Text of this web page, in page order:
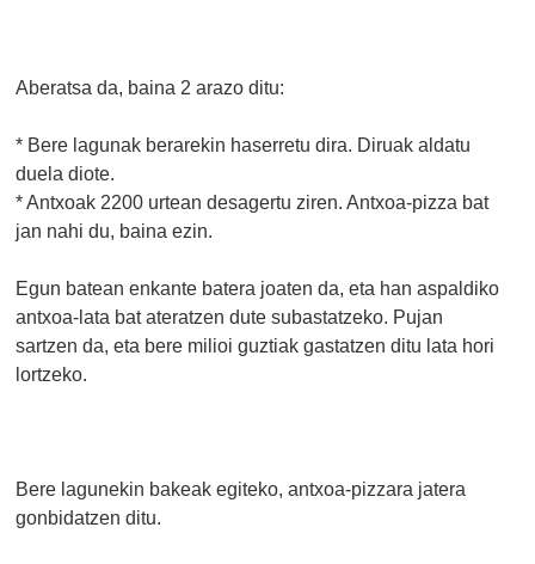
Aberatsa da, baina 2 arazo ditu:
* Bere lagunak berarekin haserretu dira. Diruak aldatu
duela diote.
* Antxoak 2200 urtean desagertu ziren. Antxoa-pizza bat
jan nahi du, baina ezin.
Egun batean enkante batera joaten da, eta han aspaldiko
antxoa-lata bat ateratzen dute subastatzeko. Pujan
sartzen da, eta bere milioi guztiak gastatzen ditu lata hori
lortzeko.
Bere lagunekin bakeak egiteko, antxoa-pizzara jatera
gonbidatzen ditu.